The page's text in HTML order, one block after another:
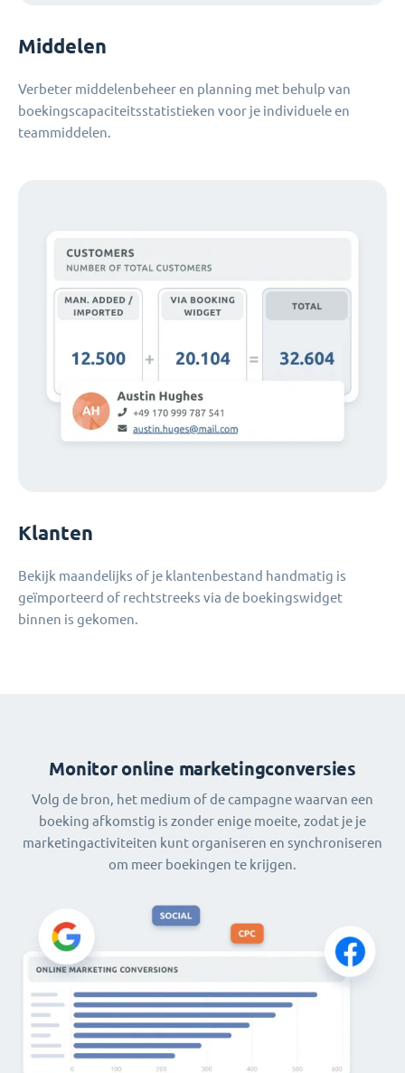
Middelen
Verbeter middelenbeheer en planning met behulp van
boekingscapaciteitsstatistieken voor je individuele en
teammiddelen.
Klanten
Bekijk maandelijks of je klantenbestand handmatig is
geïmporteerd of rechtstreeks via de boekingswidget
binnen is gekomen.
Monitor online marketingconversies
Volg de bron, het medium of de campagne waarvan een
boeking afkomstig is zonder enige moeite, zodat je je
marketingactiviteiten kunt organiseren en synchroniseren
om meer boekingen te krijgen.